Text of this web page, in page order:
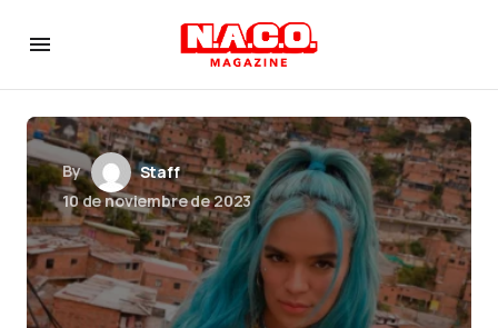
By
Staff
10 de noviembre de 2023